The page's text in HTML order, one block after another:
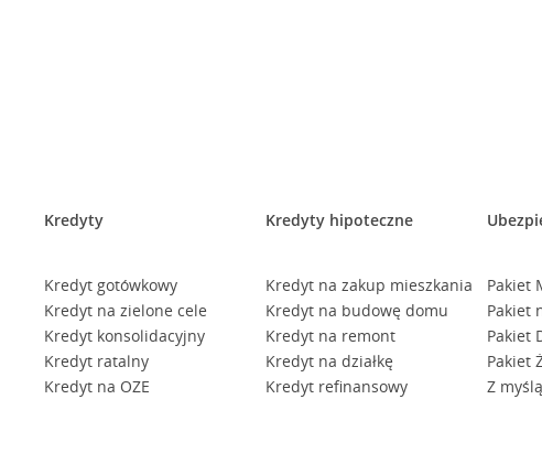
Kredyty
Kredyt gotówkowy
Kredyt na zielone cele
Kredyt konsolidacyjny
Kredyt ratalny
Kredyt na OZE
Kredyty hipoteczne
Kredyt na zakup mieszkania
Kredyt na budowę domu
Kredyt na remont
Kredyt na działkę
Kredyt refinansowy
Pakiet
Pakiet
Pakiet
Pakiet
Z